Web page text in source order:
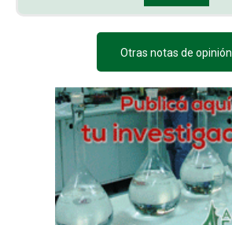
Otras notas de opinión